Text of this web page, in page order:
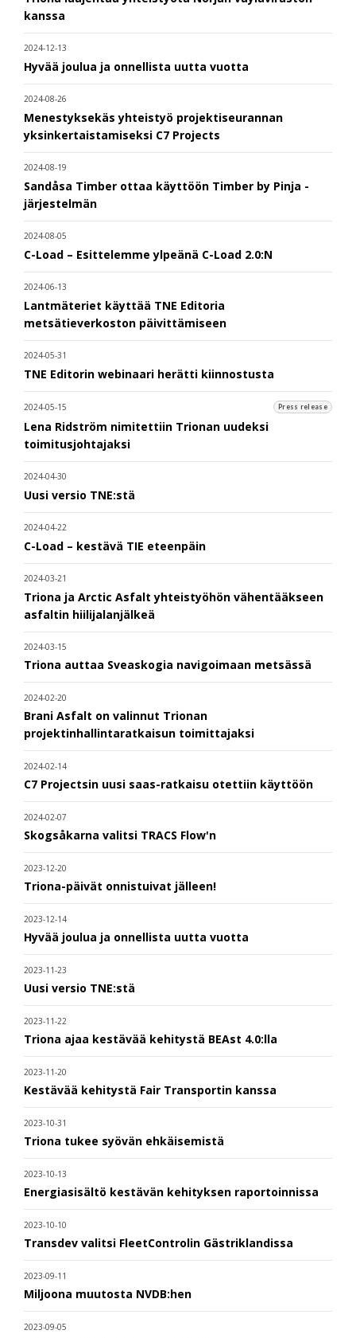
kanssa
2024-12-13
Hyvää joulua ja onnellista uutta vuotta
2024-08-26
Menestyksekäs yhteistyö projektiseurannan
yksinkertaistamiseksi C7 Projects
2024-08-19
Sandåsa Timber ottaa käyttöön Timber by Pinja -
järjestelmän
2024-08-05
C-Load – Esittelemme ylpeänä C-Load 2.0:N
2024-06-13
Lantmäteriet käyttää TNE Editoria
metsätieverkoston päivittämiseen
2024-05-31
TNE Editorin webinaari herätti kiinnostusta
2024-05-15 Press release
Lena Ridström nimitettiin Trionan uudeksi
toimitusjohtajaksi
2024-04-30
Uusi versio TNE:stä
2024-04-22
C-Load – kestävä TIE eteenpäin
2024-03-21
Triona ja Arctic Asfalt yhteistyöhön vähentääkseen
asfaltin hiilijalanjälkeä
2024-03-15
Triona auttaa Sveaskogia navigoimaan metsässä
2024-02-20
Brani Asfalt on valinnut Trionan
projektinhallintaratkaisun toimittajaksi
2024-02-14
C7 Projectsin uusi saas-ratkaisu otettiin käyttöön
2024-02-07
Skogsåkarna valitsi TRACS Flow'n
2023-12-20
Triona-päivät onnistuivat jälleen!
2023-12-14
Hyvää joulua ja onnellista uutta vuotta
2023-11-23
Uusi versio TNE:stä
2023-11-22
Triona ajaa kestävää kehitystä BEAst 4.0:lla
2023-11-20
Kestävää kehitystä Fair Transportin kanssa
2023-10-31
Triona tukee syövän ehkäisemistä
2023-10-13
Energiasisältö kestävän kehityksen raportoinnissa
2023-10-10
Transdev valitsi FleetControlin Gästriklandissa
2023-09-11
Miljoona muutosta NVDB:hen
2023-09-05